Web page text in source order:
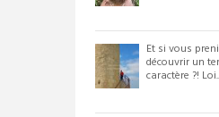
Et si vous
découvrir un
caractère ?!